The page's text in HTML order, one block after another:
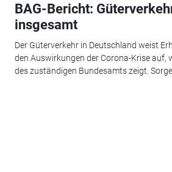
BAG-Bericht:
insgesamt
Der Güterverkehr in Deutschland weist
den Auswirkungen der Corona-Krise auf,
des zuständigen Bundesamts zeigt.